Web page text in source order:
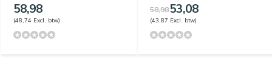
58,98
(48,74 Excl. btw)
58,9853,08
(43,87 Excl. btw)